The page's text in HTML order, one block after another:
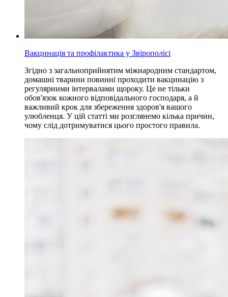
Вакцинація та профілактика у Звірополісі
Згідно з загальноприйнятим міжнародним стандартом,
домашні тварини повинні проходити вакцинацію з
регулярними інтервалами щороку. Це не тільки
обов'язок кожного відповідального господаря, а й
важливий крок для збереження здоров'я вашого
улюбленця. У цій статті ми розглянемо кілька причин,
чому слід дотримуватися цього простого правила.